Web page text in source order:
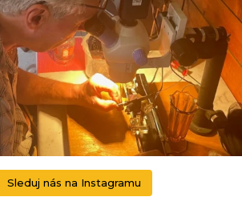
Sleduj nás na Instagramu